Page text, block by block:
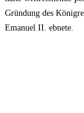
Gründung des
Emanuel II. ebnete.